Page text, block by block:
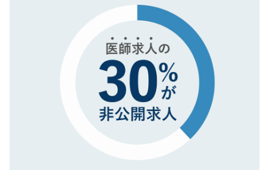
で、機密保持に関してもご安心ください。